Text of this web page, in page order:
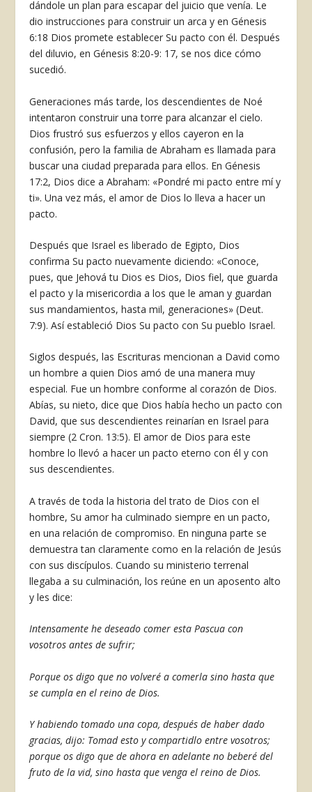
dándole un plan para escapar del juicio que venía. Le
dio instrucciones para construir un arca y en Génesis
6:18 Dios promete establecer Su pacto con él. Después
del diluvio, en Génesis 8:20-9: 17, se nos dice cómo
sucedió.
Generaciones más tarde, los des­cendientes de Noé
intentaron construir una torre para alcanzar el cielo.
Dios frustró sus esfuerzos y ellos cayeron en la
confusión, pero la familia de Abra­ham es llamada para
buscar una ciudad preparada para ellos. En Génesis
17:2, Dios dice a Abraham: «Pondré mi pac­to entre mí y
ti». Una vez más, el amor de Dios lo lleva a hacer un
pacto.
Después que Israel es liberado de Egipto, Dios
confirma Su pacto nuevamente diciendo: «Conoce,
pues, que Jehová tu Dios es Dios, Dios fiel, que guarda
el pacto y la misericordia a los que le aman y guardan
sus mandamientos, hasta mil, generaciones» (Deut.
7:9). Así estableció Dios Su pacto con Su pueblo Israel.
Siglos después, las Escrituras men­cionan a David como
un hombre a quien Dios amó de una manera muy
especial. Fue un hombre conforme al corazón de Dios.
Abías, su nieto, dice que Dios había hecho un pacto con
David, que sus descendientes reinarían en Israel para
siempre (2 Cron. 13:5). El amor de Dios para este
hombre lo llevó a hacer un pacto eterno con él y con
sus descendientes.
A través de toda la historia del tra­to de Dios con el
hombre, Su amor ha culminado siempre en un pacto,
en una relación de compromiso. En nin­guna parte se
demuestra tan claramen­te como en la relación de Jesús
con sus discípulos. Cuando su ministerio terre­nal
llegaba a su culminación, los reúne en un aposento alto
y les dice:
Intensamente he deseado comer esta Pascua con
vosotros antes de sufrir;
Porque os digo que no volveré a comerla sino hasta que
se cumpla en el reino de Dios.
Y habiendo tomado una copa, después de haber dado
gracias, di­jo: Tomad esto y compartidlo entre vosotros;
porque os digo que de ahora en adelante no beberé del
fruto de la vid, sino hasta que venga el reino de Dios.